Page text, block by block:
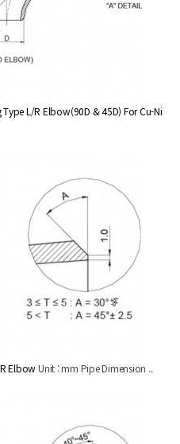
L/R Elbow(90D & 45D) For Cu-Ni
ElbowUnit : mm Pipe Dimension ..